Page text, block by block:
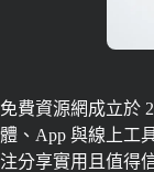
免費資源網成立於
體、App 與線上工
注分享實用且值得